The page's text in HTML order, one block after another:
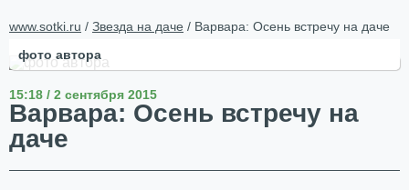
www.sotki.ru / Звезда на даче / Варвара: Осень встречу на даче
фото автора
15:18 / 2 сентября 2015
Варвара: Осень встречу на
даче